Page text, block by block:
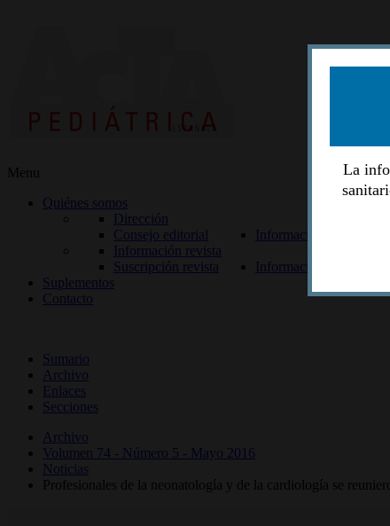
Menu
Quiénes somos
Dirección
Consejo editorial
Información lectores
Información revista
Suscripción revista
Información autores
Suplementos
Contacto
Sumario
Archivo
Enlaces
Secciones
Archivo
Volumen 74 - Número 5 - Mayo 2016
Noticias
Profesionales de la neonatología y de la cardiología se
La